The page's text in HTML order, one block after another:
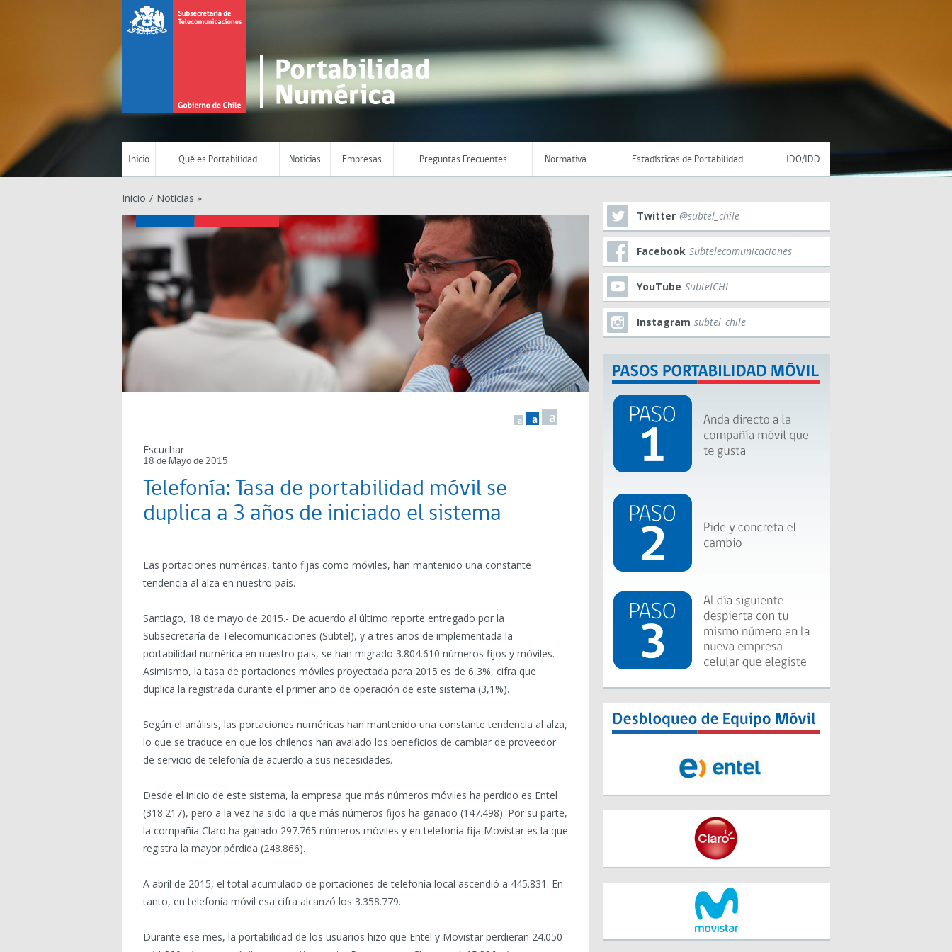
Inicio Qué es Portabilidad Noticias Empresas Preguntas Frecuentes Normativa Estadísticas de Portabilidad IDO/IDD
Inicio / Noticias »
a a a
Escuchar
18 de Mayo de 2015
Telefonía: Tasa de portabilidad móvil se
duplica a 3 años de iniciado el sistema
Las portaciones numéricas, tanto fijas como móviles, han mantenido una constante
tendencia al alza en nuestro país.
Santiago, 18 de mayo de 2015.- De acuerdo al último reporte entregado por la
Subsecretaría de Telecomunicaciones (Subtel), y a tres años de implementada la
portabilidad numérica en nuestro país, se han migrado 3.804.610 números fijos y móviles.
Asimismo, la tasa de portaciones móviles proyectada para 2015 es de 6,3%, cifra que
duplica la registrada durante el primer año de operación de este sistema (3,1%).
Según el análisis, las portaciones numéricas han mantenido una constante tendencia al alza,
lo que se traduce en que los chilenos han avalado los beneficios de cambiar de proveedor
de servicio de telefonía de acuerdo a sus necesidades.
Desde el inicio de este sistema, la empresa que más números móviles ha perdido es Entel
(318.217), pero a la vez ha sido la que más números fijos ha ganado (147.498). Por su parte,
la compañía Claro ha ganado 297.765 números móviles y en telefonía fija Movistar es la que
registra la mayor pérdida (248.866).
A abril de 2015, el total acumulado de portaciones de telefonía local ascendió a 445.831. En
tanto, en telefonía móvil esa cifra alcanzó los 3.358.779.
Durante ese mes, la portabilidad de los usuarios hizo que Entel y Movistar perdieran 24.050
Twitter @subtel_chile
Facebook Subtelecomunicaciones
YouTube SubtelCHL
Instagram subtel_chile